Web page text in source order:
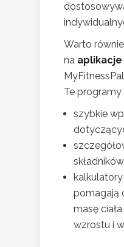
Warto
na
Te programy
szybkie
pomagają
masę
wzrostu i